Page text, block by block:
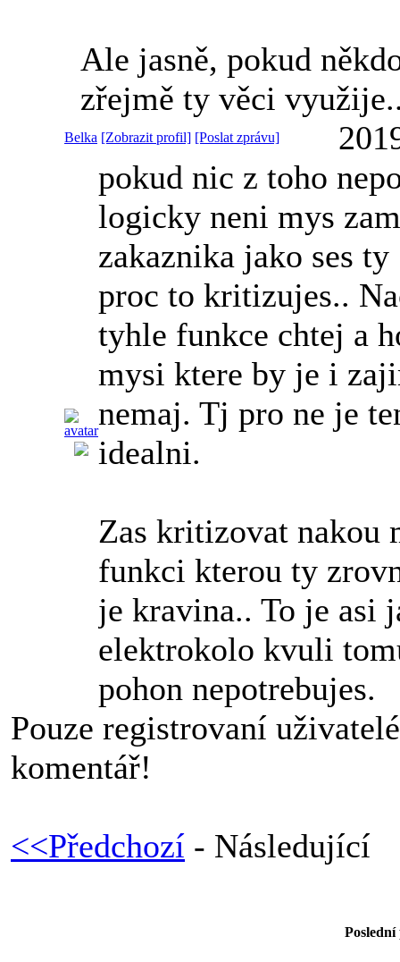
Ale jasně, pokud
zřejmě ty věci
Belka [Zobrazit profil] [Poslat zprávu]
pokud nic z toho
logicky neni mys
zakaznika jako ses ty
proc to kritizujes..
tyhle funkce chtej a
mysi ktere by je i
nemaj. Tj pro ne je
idealni.
Zas kritizovat nakou
funkci kterou ty
je kravina.. To je asi
elektrokolo kvuli
pohon nepotrebujes.
Pouze registrovaní
komentář!
<<Předchozí - Následující